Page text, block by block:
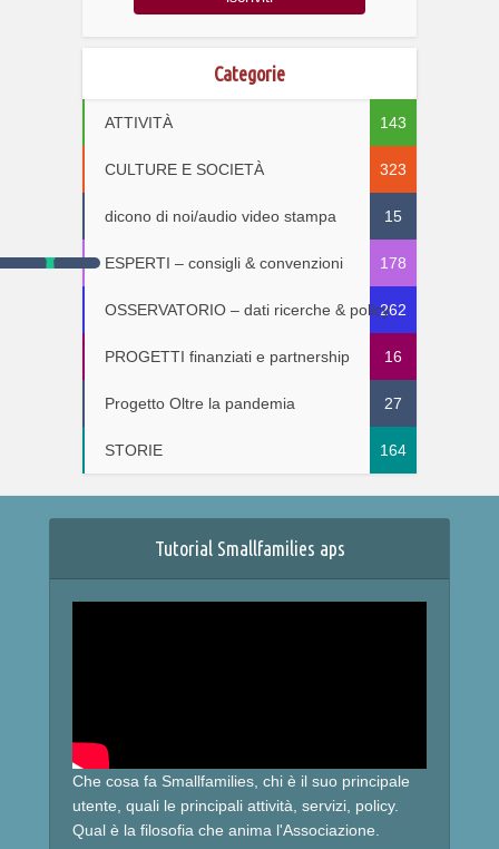
Categorie
ATTIVITÀ 143
CULTURE E SOCIETÀ 323
dicono di noi/audio video stampa 15
ESPERTI – consigli & convenzioni 178
OSSERVATORIO – dati ricerche & policy262
PROGETTI finanziati e partnership 16
Progetto Oltre la pandemia 27
STORIE 164
Tutorial Smallfamilies aps
Che cosa fa Smallfamilies, chi è il suo principale
utente, quali le principali attività, servizi, policy.
Qual è la filosofia che anima l'Associazione.